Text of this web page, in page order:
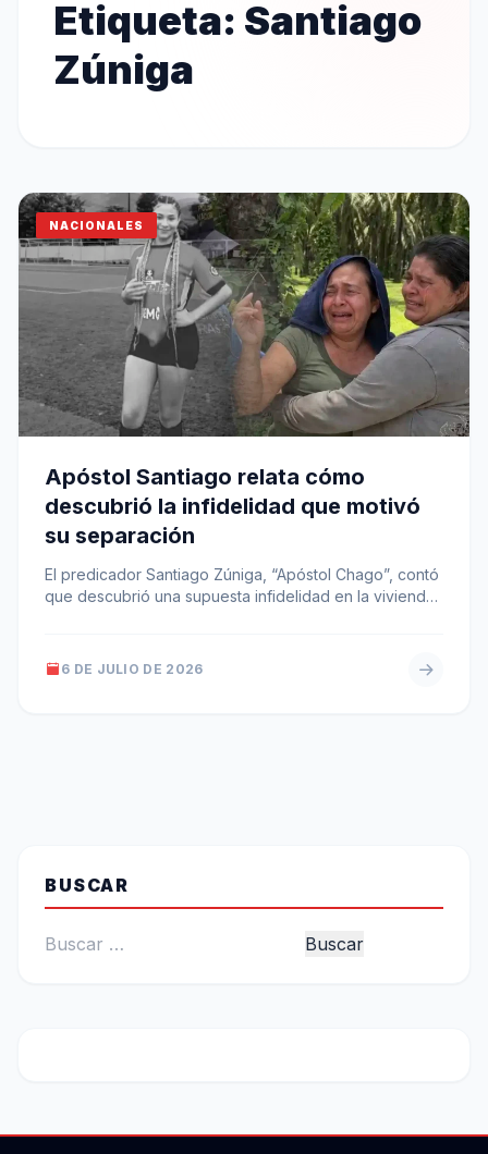
Etiqueta: Santiago
Zúniga
NACIONALES
Apóstol Santiago relata cómo
descubrió la infidelidad que motivó
su separación
El predicador Santiago Zúniga, “Apóstol Chago”, contó
que descubrió una supuesta infidelidad en la vivienda
6 DE JULIO DE 2026
BUSCAR
Buscar: